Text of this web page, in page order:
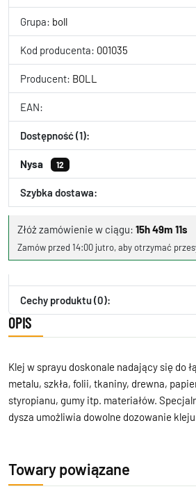
Grupa: boll
Kod producenta: 001035
Producent: BOLL
EAN:
Dostępność (1):
Nysa 12
Szybka dostawa:
Złóż zamówienie w ciągu: 15h 49m 11s
Zamów przed 14:00 jutro, aby otrzymać
Cechy produktu (0):
OPIS
Klej w sprayu doskonale nadający się do
metalu, szkła, folii, tkaniny, drewna,
styropianu, gumy itp. materiałów.
dysza umożliwia dowolne dozowanie
Towary powiązane